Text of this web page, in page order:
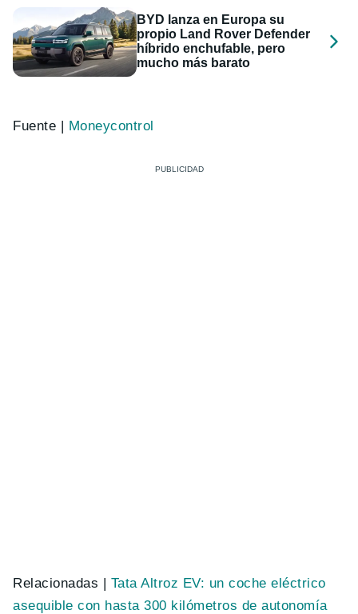
BYD lanza en Europa su
propio Land Rover Defender
híbrido enchufable, pero
mucho más barato
Fuente | Moneycontrol
Relacionadas | Tata Altroz EV: un coche eléctrico
asequible con hasta 300 kilómetros de autonomía